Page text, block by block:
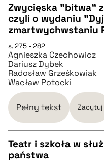
pobierz cytat
CZYSTY TEKST
pobierz cytat
BIBTEX
pobierz cytat
Zwycięska "bitwa"
czyli o wydaniu
zmartwychwstaniu
s. 275 - 282
Agnieszka Czechowicz
Dariusz Dybek
Radosław Grześkowiak
Wacław Potocki
Pełny tekst Zacytuj
Teatr i szkoła w
państwa